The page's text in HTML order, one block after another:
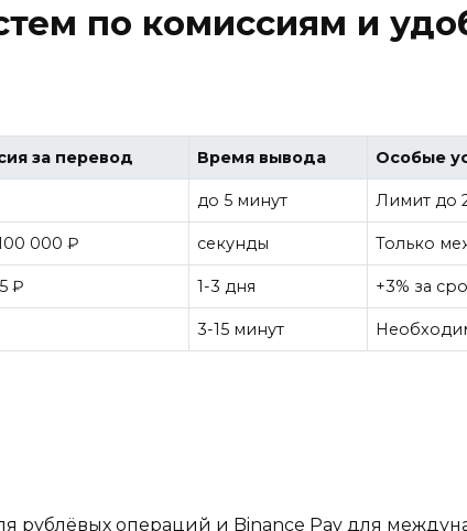
по комиссиям и
за перевод Время вывода Особые
до 5 минут Лимит до
000 ₽ секунды Только
₽ 1-3 дня +3% за
3-15 минут
операций и Binance Pay для